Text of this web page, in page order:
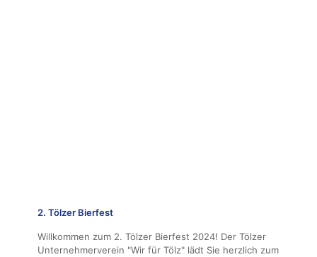
2. Tölzer Bierfest
Willkommen zum 2. Tölzer Bierfest 2024! Der Tölzer
Unternehmerverein "Wir für Tölz" lädt Sie herzlich zum